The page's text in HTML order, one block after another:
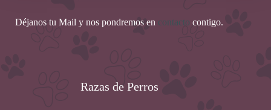
Déjanos tu Mail y nos pondremos en contactocontigo.
Razas de Perros